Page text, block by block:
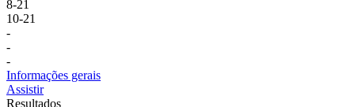
8-21
10-21
-
-
-
Informações gerais
Assistir
Resultados